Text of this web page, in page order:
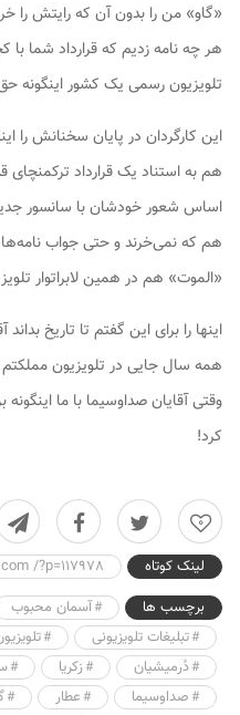
«گاو» من را بدون آن که رایتش را
هر چه نامه زدیم که قرارداد شما
تلویزیون رسمی یک کشور اینگونه
این کارگردان در پایان سخنانش را
هم به استناد یک قرارداد
اساس شعور خودشان با سانسور
هم که‌ نمی‌خرند و حتی جواب
«الموت» هم در همین لابراتوار
اینها را برای این گفتم تا تاریخ
همه سال جایی در تلویزیون
وقتی آقایان صداوسیما با ما
کرد!
0
لینک کوتاه
/?p=117978
برچسب ها
آسمان محبوب
تبلیغات تلویزیونی
دُرمیشیان
زکریا
صداوسیما
عطار